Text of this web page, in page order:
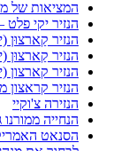
המציאות של
הנזיר יקי פלט
הנזיר
הנזיר קַארצוּן
הנזיר
הנזיר קראצון
הנזירה צ'וקיי
הנחייה
הסנאט